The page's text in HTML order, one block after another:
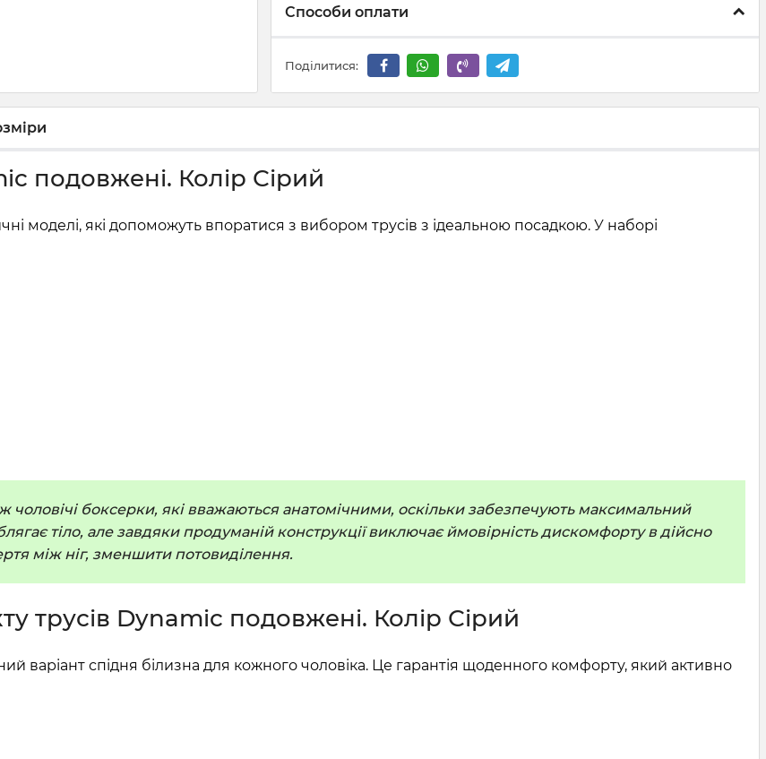
Способи оплати
Поділитися:
подовжені. Колір Сірий
моделі, які допоможуть впоратися з вибором трусів з ідеальною посадкою. У наборі
боксерки, які вважаються анатомічними, оскільки забезпечують максимальний
тіло, але завдяки продуманій конструкції виключає ймовірність дискомфорту в дійсно
між ніг, зменшити потовиділення.
трусів Dynamic подовжені. Колір Сірий
варіант спідня білизна для кожного чоловіка. Це гарантія щоденного комфорту, який активно